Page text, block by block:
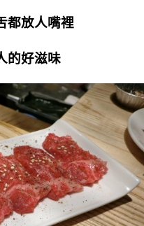
都放人嘴裡
的好滋味